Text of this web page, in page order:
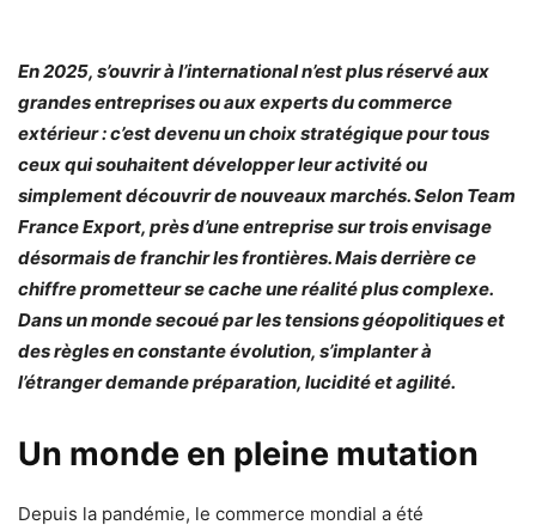
En 2025, s’ouvrir à l’international n’est plus réservé aux
grandes entreprises ou aux experts du commerce
extérieur : c’est devenu un choix stratégique pour tous
ceux qui souhaitent développer leur activité ou
simplement découvrir de nouveaux marchés. Selon Team
France Export, près d’une entreprise sur trois envisage
désormais de franchir les frontières. Mais derrière ce
chiffre prometteur se cache une réalité plus complexe.
Dans un monde secoué par les tensions géopolitiques et
des règles en constante évolution, s’implanter à
l’étranger demande préparation, lucidité et agilité.
Un monde en pleine mutation
Depuis la pandémie, le commerce mondial a été